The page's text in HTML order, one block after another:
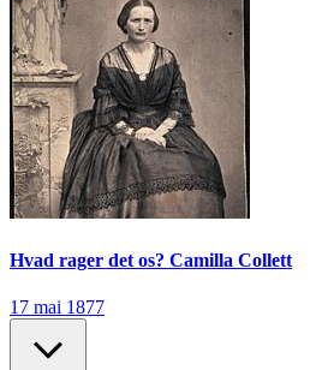
Hvad rager det os? Camilla Collett
17 mai 1877